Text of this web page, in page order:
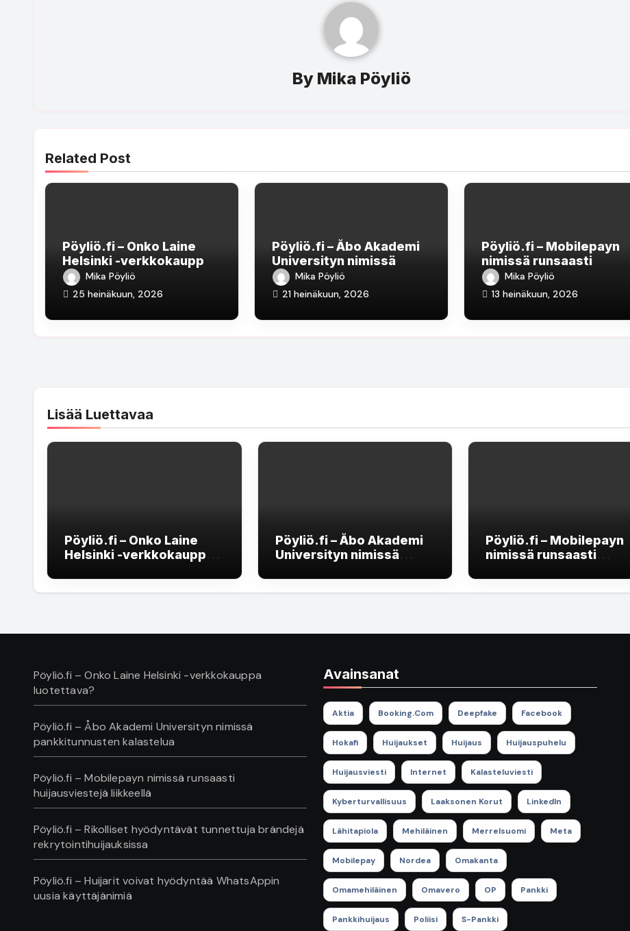
By Mika Pöyliö
Related Post
Pöyliö.fi – Onko Laine
Helsinki -verkkokauppa
luotettava?
Mika Pöyliö
25 heinäkuun, 2026
Pöyliö.fi – Åbo Akademi
Universityn nimissä
pankkitunnusten
kalastelua
Mika Pöyliö
21 heinäkuun, 2026
Pöyliö.fi – Mobilepayn
nimissä runsaasti
huijausviestejä liikkeellä
Mika Pöyliö
13 heinäkuun, 2026
Lisää Luettavaa
Pöyliö.fi – Onko Laine
Helsinki -verkkokauppa
Pöyliö.fi – Åbo Akademi
Universityn nimissä
kalastelua
Pöyliö.fi – Mobilepayn
nimissä runsaasti
Pöyliö.fi – Onko Laine Helsinki -verkkokauppa
luotettava?
Pöyliö.fi – Åbo Akademi Universityn nimissä
pankkitunnusten kalastelua
Pöyliö.fi – Mobilepayn nimissä runsaasti
huijausviestejä liikkeellä
Pöyliö.fi – Rikolliset hyödyntävät tunnettuja brändejä
rekrytointihuijauksissa
Pöyliö.fi – Huijarit voivat hyödyntää WhatsAppin
uusia käyttäjänimiä
Avainsanat
Aktia Booking.com Deepfake Facebook
Hokafi Huijaukset Huijaus Huijauspuhelu
Huijausviesti Internet Kalasteluviesti
Kyberturvallisuus Laaksonen Korut LinkedIn
Lähitapiola Mehiläinen Merrelsuomi Meta
Mobilepay Nordea Omakanta
Omamehiläinen Omavero OP Pankki
Pankkihuijaus Poliisi S-Pankki